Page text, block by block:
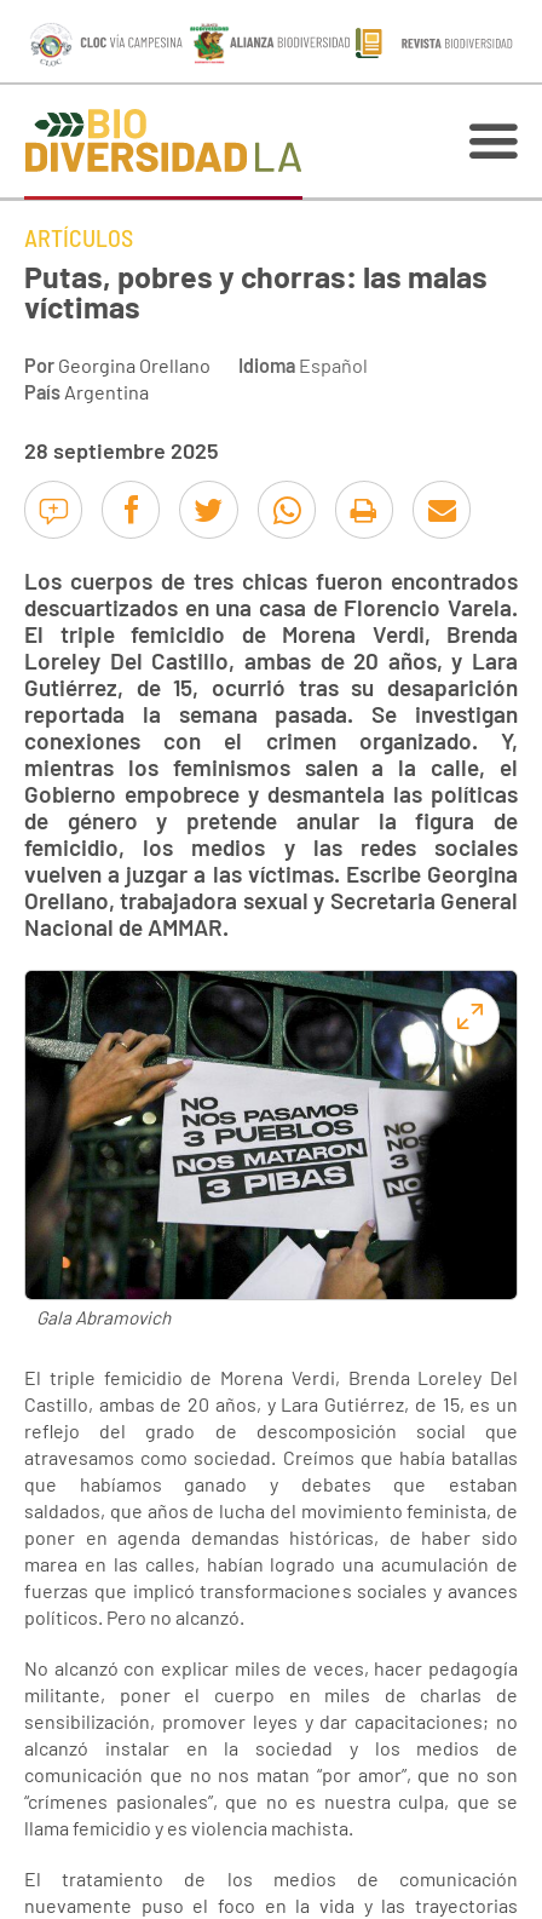
ARTÍCULOS
Putas, pobres y chorras: las malas
víctimas
Por Georgina Orellano Idioma Español
País Argentina
28 septiembre 2025
Los cuerpos de tres chicas fueron encontrados
descuartizados en una casa de Florencio Varela.
El triple femicidio de Morena Verdi, Brenda
Loreley Del Castillo, ambas de 20 años, y Lara
Gutiérrez, de 15, ocurrió tras su desaparición
reportada la semana pasada. Se investigan
conexiones con el crimen organizado. ​Y,
mientras los feminismos salen a la calle, el
Gobierno empobrece y desmantela las políticas
de género y pretende anular la figura de
femicidio, los medios y las redes sociales
vuelven a juzgar a las víctimas. Escribe Georgina
Orellano, trabajadora sexual y Secretaria General
Nacional de AMMAR.
Gala Abramovich
El triple femicidio de Morena Verdi, Brenda Loreley Del
Castillo, ambas de 20 años, y Lara Gutiérrez, de 15, es un
reflejo del grado de descomposición social que
atravesamos como sociedad. Creímos que había batallas
que habíamos ganado y debates que estaban
saldados, que años de lucha del movimiento feminista, de
poner en agenda demandas históricas, de haber sido
marea en las calles, habían logrado una acumulación de
fuerzas que implicó transformaciones sociales y avances
políticos. Pero no alcanzó.
No alcanzó con explicar miles de veces, hacer pedagogía
militante, poner el cuerpo en miles de charlas de
sensibilización, promover leyes y dar capacitaciones; no
alcanzó instalar en la sociedad y los medios de
comunicación que no nos matan “por amor”, que no son
“crímenes pasionales”, que no es nuestra culpa, que se
llama femicidio y es violencia machista.
El tratamiento de los medios de comunicación
nuevamente puso el foco en la vida y las trayectorias